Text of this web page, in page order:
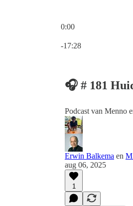
0:00
-17:28
🎧 # 181
Podcast van Menno
Erwin Balkema en
aug 06, 2025
1